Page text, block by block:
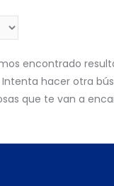
encontrado
hacer otra
que te van a